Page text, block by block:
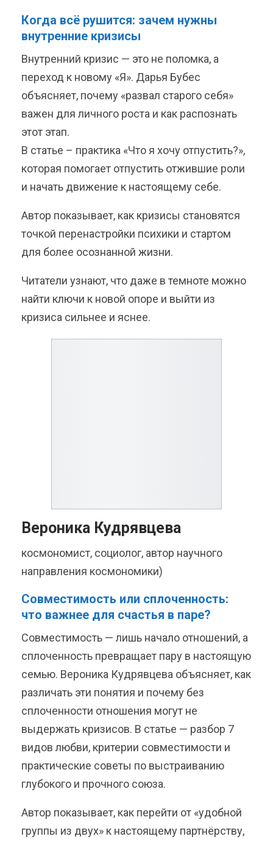
Когда всё рушится: зачем нужны
внутренние кризисы
Внутренний кризис — это не поломка, а
переход к новому «Я». Дарья Бубес
объясняет, почему «развал старого себя»
важен для личного роста и как распознать
этот этап.
В статье – практика «Что я хочу отпустить?»,
которая помогает отпустить отжившие роли
и начать движение к настоящему себе.
Автор показывает, как кризисы становятся
точкой перенастройки психики и стартом
для более осознанной жизни.
Читатели узнают, что даже в темноте можно
найти ключи к новой опоре и выйти из
кризиса сильнее и яснее.
Вероника Кудрявцева
космономист, социолог, автор научного
направления космономики)
Совместимость или сплоченность:
что важнее для счастья в паре?
Совместимость — лишь начало отношений, а
сплоченность превращает пару в настоящую
семью. Вероника Кудрявцева объясняет, как
различать эти понятия и почему без
сплоченности отношения могут не
выдержать кризисов. В статье — разбор 7
видов любви, критерии совместимости и
практические советы по выстраиванию
глубокого и прочного союза.
Автор показывает, как перейти от «удобной
группы из двух» к настоящему партнёрству,